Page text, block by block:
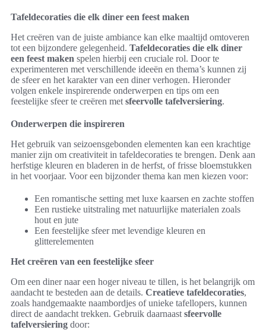
Tafeldecoraties die elk diner een feest maken
Het creëren van de juiste ambiance kan elke maaltijd omtoveren
tot een bijzondere gelegenheid. Tafeldecoraties die elk diner
een feest maken spelen hierbij een cruciale rol. Door te
experimenteren met verschillende ideeën en thema’s kunnen zij
de sfeer en het karakter van een diner verhogen. Hieronder
volgen enkele inspirerende onderwerpen en tips om een
feestelijke sfeer te creëren met sfeervolle tafelversiering.
Onderwerpen die inspireren
Het gebruik van seizoensgebonden elementen kan een krachtige
manier zijn om creativiteit in tafeldecoraties te brengen. Denk aan
herfstige kleuren en bladeren in de herfst, of frisse bloemstukken
in het voorjaar. Voor een bijzonder thema kan men kiezen voor:
Een romantische setting met luxe kaarsen en zachte stoffen
Een rustieke uitstraling met natuurlijke materialen zoals
hout en jute
Een feestelijke sfeer met levendige kleuren en
glitterelementen
Het creëren van een feestelijke sfeer
Om een diner naar een hoger niveau te tillen, is het belangrijk om
aandacht te besteden aan de details. Creatieve tafeldecoraties,
zoals handgemaakte naambordjes of unieke tafellopers, kunnen
direct de aandacht trekken. Gebruik daarnaast sfeervolle
tafelversiering door: